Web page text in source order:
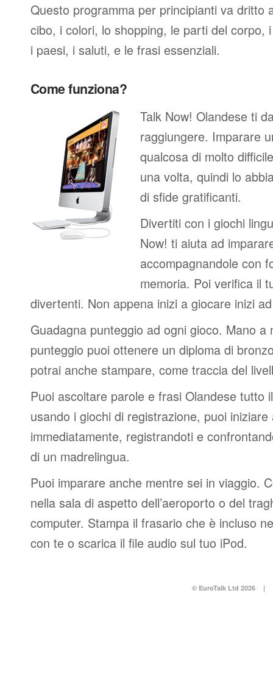
Questo programma per principianti va dritto
cibo, i colori, lo shopping, le parti del corpo,
i paesi, i saluti, e le frasi essenziali.
Come funziona?
Talk Now! Olandese ti
raggiungere. Imparare
qualcosa di molto
una volta, quindi lo
di sfide gratificanti.
Divertiti con i giochi
Now! ti aiuta ad
accompagnandole con
memoria. Poi verifica il
divertenti. Non appena inizi a giocare inizi
Guadagna punteggio ad ogni gioco. Mano a
punteggio puoi ottenere un diploma di
potrai anche stampare, come traccia del
Puoi ascoltare parole e frasi Olandese tutto
usando i giochi di registrazione, puoi iniziare
immediatamente, registrandoti e
di un madrelingua.
Puoi imparare anche mentre sei in viaggio.
nella sala di aspetto dell’aeroporto o del
computer. Stampa il frasario che è incluso
con te o scarica il file audio sul tuo iPod.
© EuroTalk Ltd 2026 |